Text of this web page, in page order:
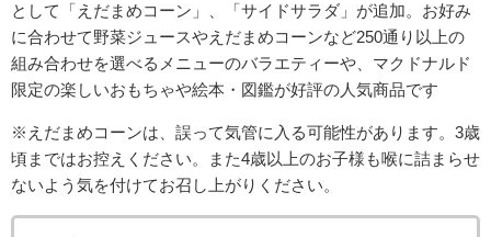
として「えだまめコーン」、「サイドサラダ」が追加。お好み
に合わせて野菜ジュースやえだまめコーンなど250通り以上の
組み合わせを選べるメニューのバラエティーや、マクドナルド
限定の楽しいおもちゃや絵本・図鑑が好評の人気商品です
※えだまめコーンは、誤って気管に入る可能性があります。3歳
頃まではお控えください。また4歳以上のお子様も喉に詰まらせ
ないよう気を付けてお召し上がりください。